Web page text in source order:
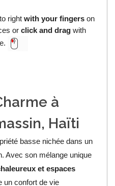
rightwith your fingers on
orclick and drag with
à
Haïti
basse nichée dans un
Avec son mélange unique
et espaces
un confort de vie